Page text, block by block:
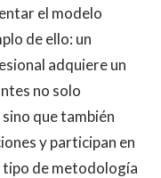
el modelo
de ello: un
adquiere un
no solo
que también
y participan en
tipo de metodología